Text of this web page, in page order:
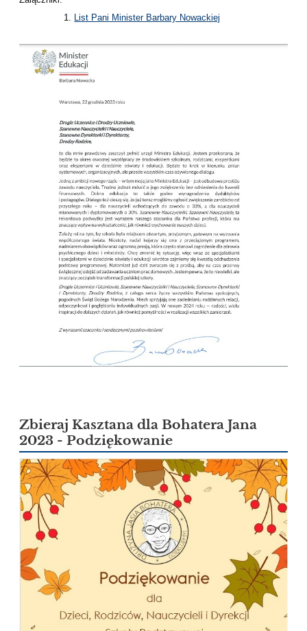
List Pani Minister Barbary Nowackiej
Zbieraj Kasztana dla Bohatera Jana
2023 - Podziękowanie